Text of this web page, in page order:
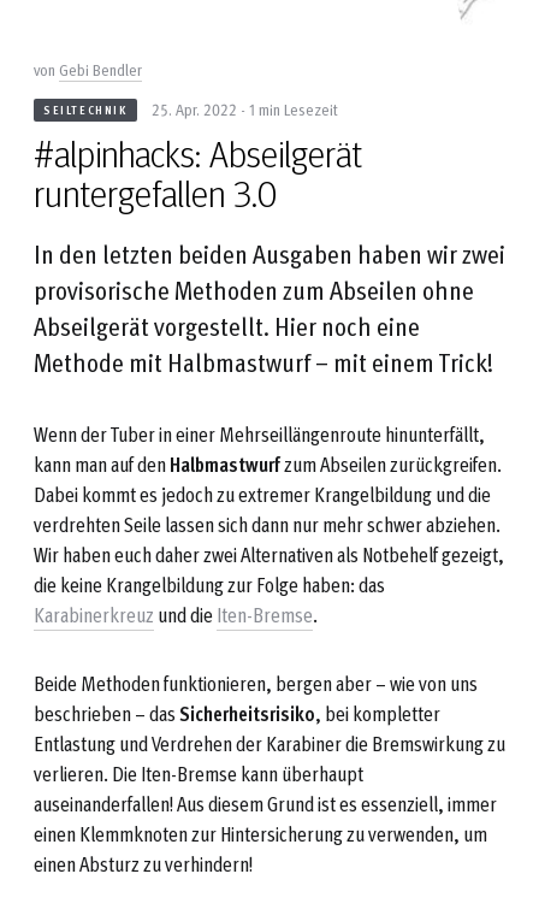
von Gebi Bendler
SEILTECHNIK 25. Apr. 2022 - 1 min Lesezeit
#alpinhacks: Abseilgerät
runtergefallen 3.0
In den letzten beiden Ausgaben haben wir zwei
provisorische Methoden zum Abseilen ohne
Abseilgerät vorgestellt. Hier noch eine
Methode mit Halbmastwurf – mit einem Trick!
Wenn der Tuber in einer Mehrseillängenroute hinunterfällt,
kann man auf denHalbmastwurfzum Abseilen zurückgreifen.
Dabei kommt es jedoch zu extremer Krangelbildung und die
verdrehten Seile lassen sich dann nur mehr schwer abziehen.
Wir haben euch daher zwei Alternativen als Notbehelf gezeigt,
die keine Krangelbildung zur Folge haben: das
Karabinerkreuz und dieIten-Bremse.
Beide Methoden funktionieren, bergen aber – wie von uns
beschrieben – dasSicherheitsrisiko, bei kompletter
Entlastung und Verdrehen der Karabiner die Bremswirkung zu
verlieren. Die Iten-Bremse kann überhaupt
auseinanderfallen! Aus diesem Grund ist es essenziell, immer
einen Klemmknoten zur Hintersicherung zu verwenden, um
einen Absturz zu verhindern!